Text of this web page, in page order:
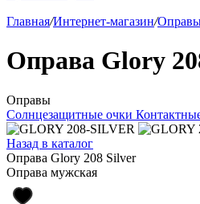
Главная/Интернет-магазин/
Оправа Glory
Оправы
Солнцезащитные очки
Назад в каталог
Оправа Glory 208 Silver
Оправа мужская